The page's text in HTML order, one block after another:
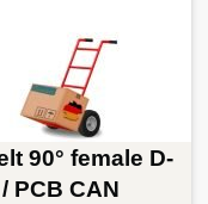
90° female D-
PCB CAN